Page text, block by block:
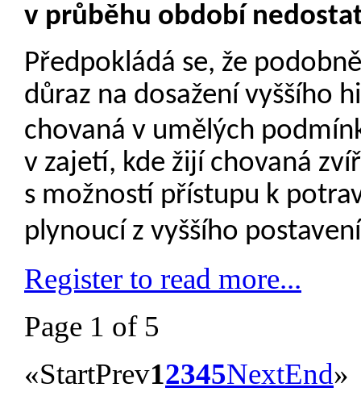
v průběhu období
Předpokládá se, že
důraz na dosažení vyššího
chovaná v umělých
v zajetí, kde žijí chovaná
s možností přístupu k
plynoucí z vyššího
Register to read more...
Page 1 of 5
«StartPrev12345NextEnd»